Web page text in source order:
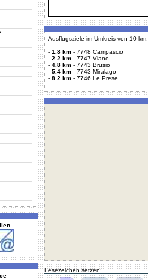
Ausflugsziele im Umkreis von 10 km:
- 1.8 km - 7748 Campascio
- 2.2 km - 7747 Viano
- 4.8 km - 7743 Brusio
- 5.4 km - 7743 Miralago
- 8.2 km - 7746 Le Prese
Lesezeichen setzen: